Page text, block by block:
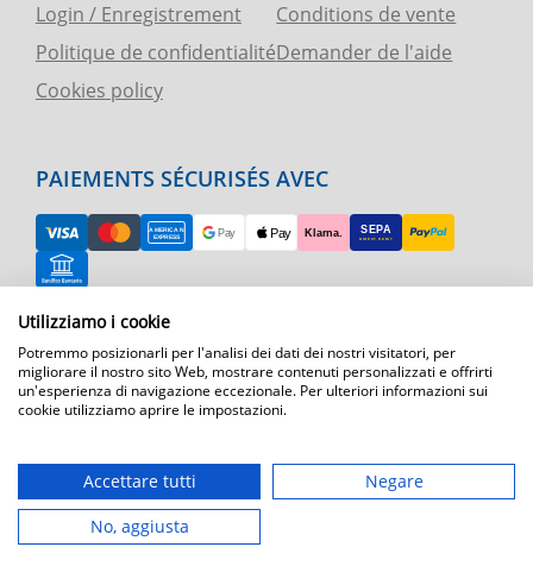
Login / Enregistrement
Politique de confidentialité
Cookies policy
Conditions de vente
Demander de l'aide
PAIEMENTS SÉCURISÉS AVEC
RETOUR FACILE
ASSISTANCE TÉLÉPHONIQUE ET CARTE
EXPÉDITION RAPIDE
Expédition par courrier express dans toute l'Europe
T.immagine | agenzia di marketing
Utilizziamo i cookie
Potremmo posizionarli per l'analisi dei dati dei nostri visitatori, per
migliorare il nostro sito Web, mostrare contenuti personalizzati e offrirti
un'esperienza di navigazione eccezionale. Per ulteriori informazioni sui
cookie utilizziamo aprire le impostazioni.
Accettare tutti Negare
No, aggiusta